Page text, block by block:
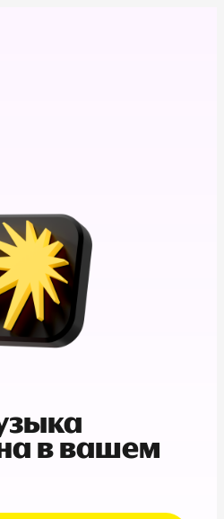
в вашем